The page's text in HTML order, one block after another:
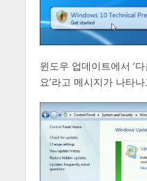
윈도우 업데이트에서 ‘
요’라고 메시지가 나타